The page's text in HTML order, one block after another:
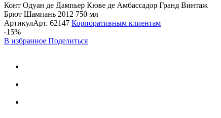
Конт Одуан де Дампьер Кюве де Амбассадор Гранд Винтаж
Брют Шампань 2012 750 мл
АртикулАрт. 62147 Корпоративным клиентам
-15%
В избранное Поделиться